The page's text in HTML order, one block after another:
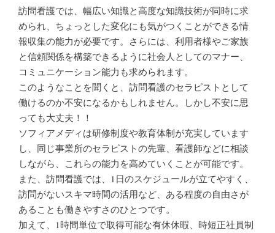
訪問看護では、幅広い知識と高度な知識技術が同時に求
められ、ちょっとした変化にも気がつくことができる情
報収集の能力が必要です。さらには、利用者様やご家族
と信頼関係を構築できるように社会人としてのマナー、
コミュニケーション能力も求められます。
このようなことを聞くと、訪問看護のセラピストとして
働けるのか不安になるかもしれません。しかし不安に思
っても大丈夫！！
ソフィアメディは研修制度や教育体制が充実しています
し、同じ事業所のセラピストの先輩、看護師などに相談
しながら、これらの能力を高めていくことが可能です。
また、訪問看護では、1日のスケジュールが立てやすく、
訪問がないスキマ時間の活用など、ある程度の自由さが
あることも働きやすさのひとつです。
加えて、1時間単位で取得可能な有休休暇、時短正社員制